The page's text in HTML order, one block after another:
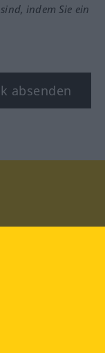
indem Sie ein
absenden